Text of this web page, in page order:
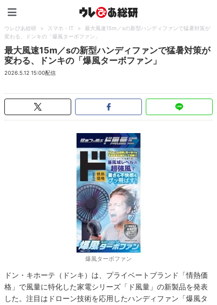
ウレぴあ総研 > スマホ・IT >
最大風速15m／sの新型ハンディファンで猛暑対策が
変わる、ドンキの「爆風ターボファン」
最大風速15m／sの新型ハンディファンで猛暑対策が
変わる、ドンキの「爆風ターボファン」
2026.5.12 15:00配信
爆風ターボファン
ドン・キホーテ（ドンキ）は、プライベートブランド「情熱価
格」で風量に特化した家電シリーズ「ド風量」の新製品を発表
した。注目はドローン技術を応用したハンディファン「爆風タ